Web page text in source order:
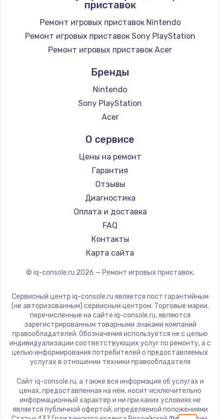
Заказать
Замена / ремонт электронного модуля
управления
600 руб.
Заказать
Замена конфорки
1100 руб.
Заказать
Замена платы сенсора
900 руб.
Заказать
Замена регулятора режимов конфорки
900 руб.
Заказать
Замена сенсорного датчика
1300 руб.
Замена сигнальной лампы
1200 руб.
Заказать
Замена системной платы
Заказать
приставок
Ремонт игровых приставок Nintendo
Ремонт игровых приставок Sony PlayStation
Ремонт игровых приставок Acer
Бренды
Nintendo
Sony PlayStation
Acer
О сервисе
Цены на ремонт
Гарантия
Отзывы
Диагностика
Оплата и доставка
FAQ
Контакты
Карта сайта
© iq-console.ru 2026 — Ремонт игровых приставок.
Сервисный центр iq-console.ru является пост гарантийным
(не авторизованным) сервисным центром. Торговые марки,
перечисленные на сайте iq-console.ru, являются
зарегистрированным товарными знаками компаний
правообладателей. Обозначения используется не с целью
индивидуализации соответствующих услуг по ремонту, а с
целью информирования потребителей о предоставляемых
услугах в отношении техники правообладателя
Сайт iq-console.ru, а также вся информация об услугах и
ценах, предоставленная на нём, носит исключительно
информационный характер и ни при каких условиях не
является публичной офертой, определяемой положениями